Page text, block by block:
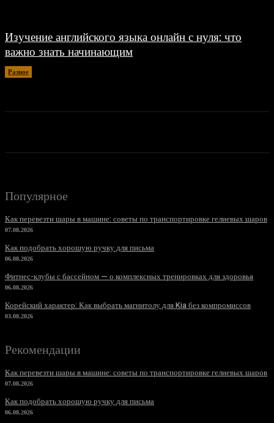
Изучение английского языка онлайн с нуля: что
важно знать начинающим
Разное
Популярное
Как перевезти шары в машине: советы по транспортировке гелиевых шаров
07.08.2026
Как подобрать хорошую ручку для письма
06.08.2026
Фитнес-клубы с бассейном — о комплексных тренировках для здоровья
06.08.2026
Корейский характер: Как выбрать магнитолу для Kia без компромиссов
03.08.2026
Рекомендации
Как перевезти шары в машине: советы по транспортировке гелиевых шаров
07.08.2026
Как подобрать хорошую ручку для письма
06.08.2026